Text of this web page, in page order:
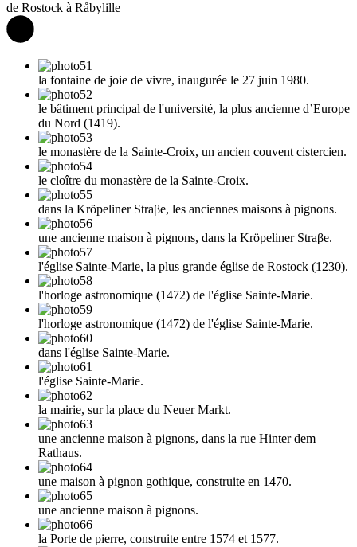
de Rostock à Råbylille
la fontaine de joie de vivre, inaugurée le 27 juin 1980.
le bâtiment principal de l'université, la plus ancienne d’Europe
du Nord (1419).
le monastère de la Sainte-Croix, un ancien couvent cistercien.
le cloître du monastère de la Sainte-Croix.
dans la Kröpeliner Straβe, les anciennes maisons à pignons.
une ancienne maison à pignons, dans la Kröpeliner Straβe.
l'église Sainte-Marie, la plus grande église de Rostock (1230).
l'horloge astronomique (1472) de l'église Sainte-Marie.
l'horloge astronomique (1472) de l'église Sainte-Marie.
dans l'église Sainte-Marie.
l'église Sainte-Marie.
la mairie, sur la place du Neuer Markt.
une ancienne maison à pignons, dans la rue Hinter dem
Rathaus.
une maison à pignon gothique, construite en 1470.
une ancienne maison à pignons.
la Porte de pierre, construite entre 1574 et 1577.